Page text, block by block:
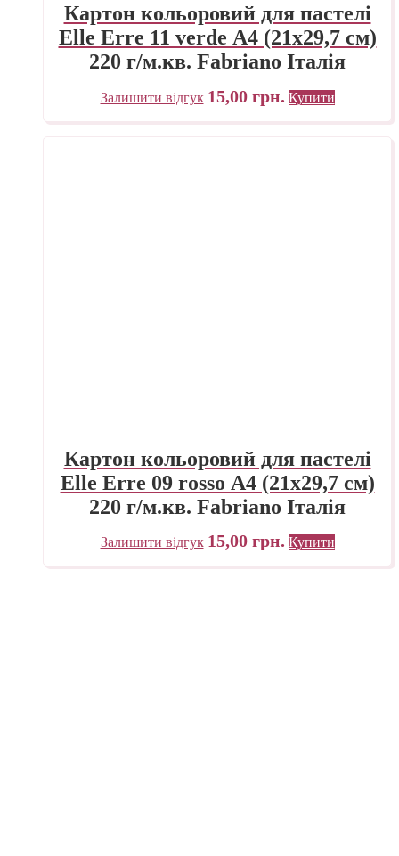
Картон кольоровий для пастелі
Elle Erre 11 verde А4 (21х29,7 см)
220 г/м.кв. Fabriano Італія
Залишити відгук 15,00 грн. Купити
Картон кольоровий для пастелі
Elle Erre 09 rosso А4 (21х29,7 см)
220 г/м.кв. Fabriano Італія
Залишити відгук 15,00 грн. Купити